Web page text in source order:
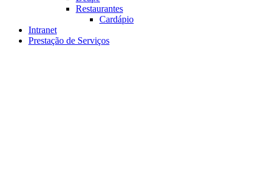
Restaurantes
Cardápio
Intranet
Prestação de Serviços